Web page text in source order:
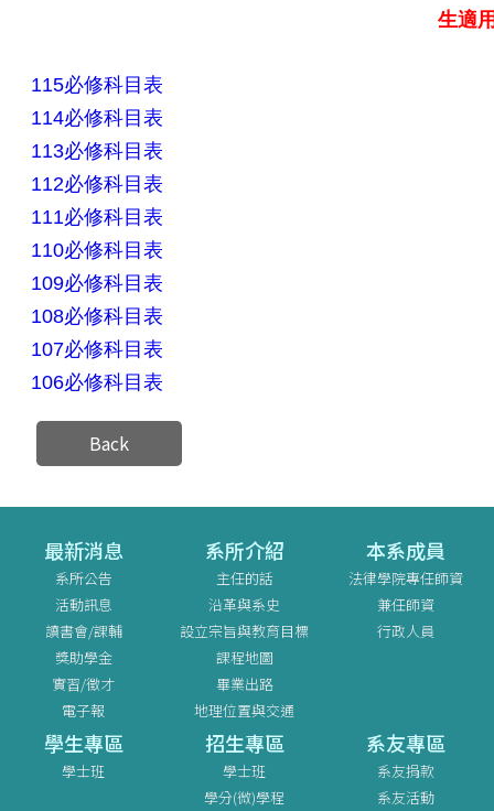
生適
115必修科目表
114必修科目表
113必修科目表
112必修科目表
111必修科目表
110必修科目表
109必修科目表
108必修科目表
107必修科目表
106必修科目表
Back
最新消息
系所公告
活動訊息
讀書會/課輔
獎助學金
實習/徵才
電子報
系所介紹
主任的話
沿革與系史
設立宗旨與教育目標
課程地圖
畢業出路
地理位置與交通
本系成員
法律學院專任師資
兼任師資
行政人員
學生專區
學士班
招生專區
學士班
學分(微)學程
系友專區
系友捐款
系友活動